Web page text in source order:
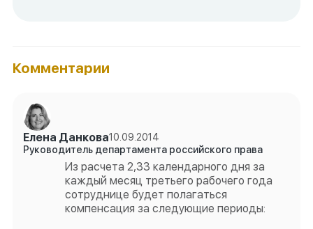
Комментарии
Елена Данкова10.09.2014
Руководитель департамента российского права
Из расчета 2,33 календарного дня за
каждый месяц третьего рабочего года
сотруднице будет полагаться
компенсация за следующие периоды: